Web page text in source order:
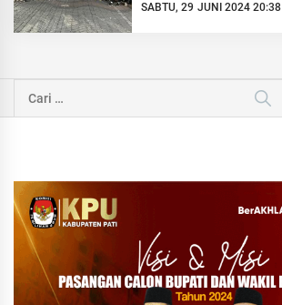
SABTU, 29 JUNI 2024 20:38
Cari
untuk: